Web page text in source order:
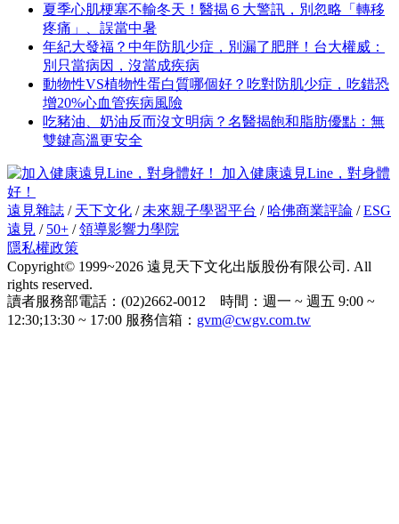
夏季心肌梗塞不輸冬天！醫揭６大警訊，別忽略「轉移
疼痛」、誤當中暑
年紀大發福？中年防肌少症，別漏了肥胖！台大權威：
別只當病因，沒當成疾病
動物性VS植物性蛋白質哪個好？吃對防肌少症，吃錯恐
增20%心血管疾病風險
吃豬油、奶油反而沒文明病？名醫揭飽和脂肪優點：無
雙鍵高溫更安全
加入健康遠見Line，對身體
好！
遠見雜誌 / 天下文化 / 未來親子學習平台 / 哈佛商業評論 /ESG
遠見 / 50+ /領導影響力學院
隱私權政策
Copyright© 1999~2026 遠見天下文化出版股份有限公司. All
rights reserved.
讀者服務部電話：(02)2662-0012 時間：週一 ~ 週五 9:00 ~
12:30;13:30 ~ 17:00 服務信箱： gvm@cwgv.com.tw